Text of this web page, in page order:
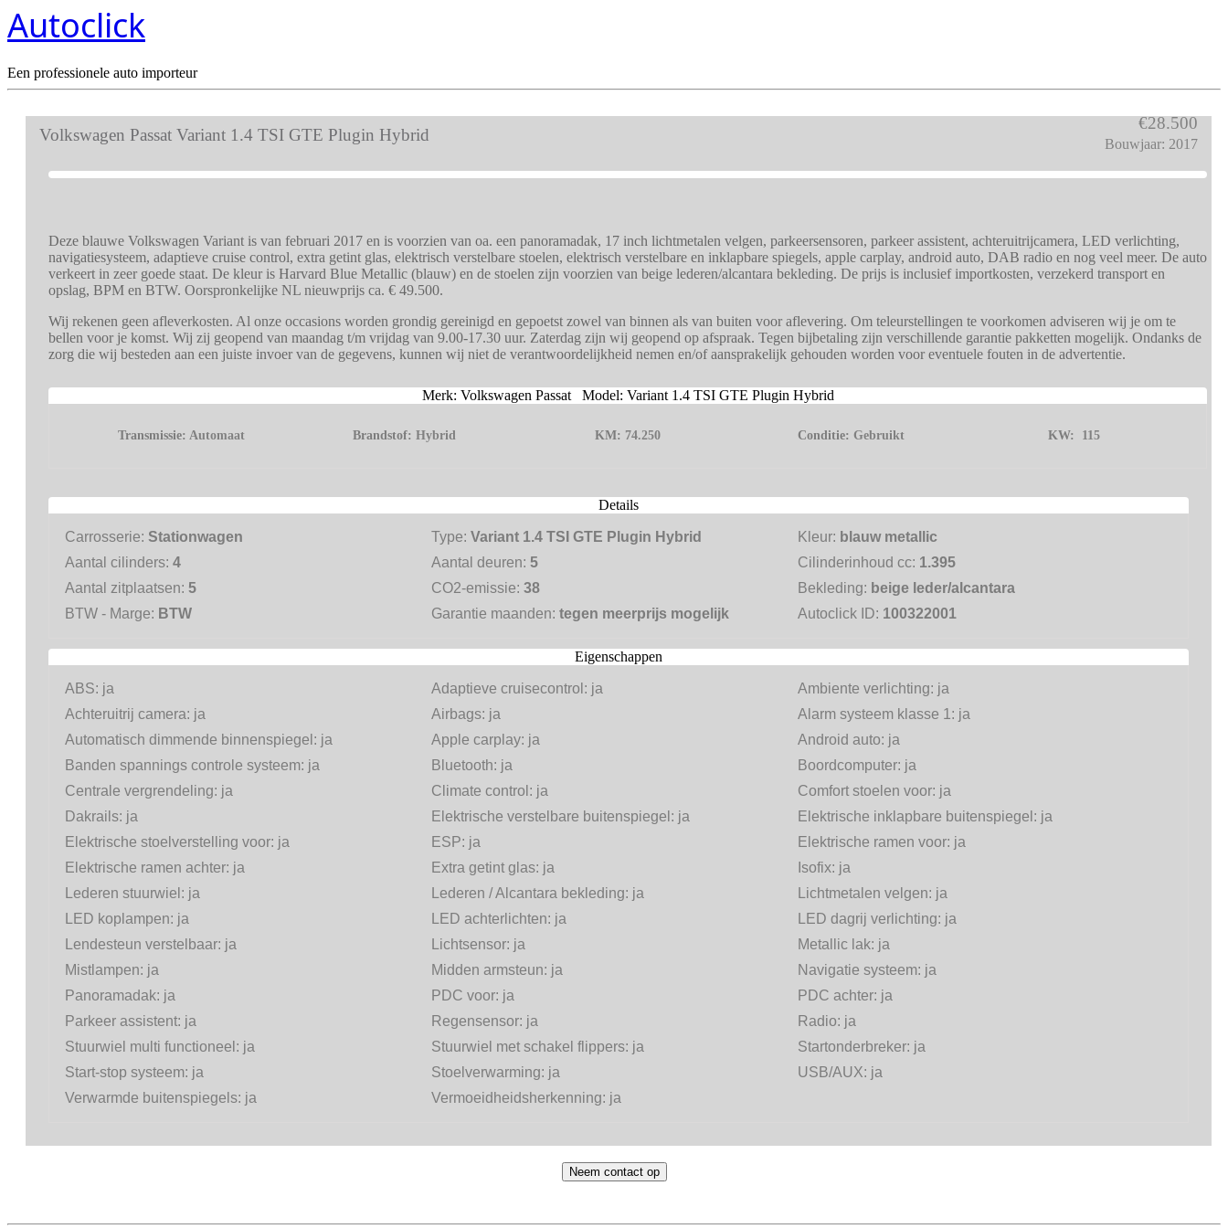
Autoclick
Een professionele auto importeur
Volkswagen Passat Variant 1.4 TSI GTE Plugin Hybrid
€28.500
Bouwjaar: 2017
Deze blauwe Volkswagen Variant is van februari 2017 en is voorzien van oa. een panoramadak, 17 inch lichtmetalen velgen, parkeersensoren, parkeer assistent, achteruitrijcamera, LED verlichting,
navigatiesysteem, adaptieve cruise control, extra getint glas, elektrisch verstelbare stoelen, elektrisch verstelbare en inklapbare spiegels, apple carplay, android auto, DAB radio en nog veel meer. De auto
verkeert in zeer goede staat. De kleur is Harvard Blue Metallic (blauw) en de stoelen zijn voorzien van beige lederen/alcantara bekleding. De prijs is inclusief importkosten, verzekerd transport en
opslag, BPM en BTW. Oorspronkelijke NL nieuwprijs ca. € 49.500.
Wij rekenen geen afleverkosten. Al onze occasions worden grondig gereinigd en gepoetst zowel van binnen als van buiten voor aflevering. Om teleurstellingen te voorkomen adviseren wij je om te
bellen voor je komst. Wij zij geopend van maandag t/m vrijdag van 9.00-17.30 uur. Zaterdag zijn wij geopend op afspraak. Tegen bijbetaling zijn verschillende garantie pakketten mogelijk. Ondanks de
zorg die wij besteden aan een juiste invoer van de gegevens, kunnen wij niet de verantwoordelijkheid nemen en/of aansprakelijk gehouden worden voor eventuele fouten in de advertentie.
Merk: Volkswagen Passat Model: Variant 1.4 TSI GTE Plugin Hybrid
Transmissie: Automaat Brandstof:Hybrid KM: 74.250 Conditie: Gebruikt KW: 115
Details
Carrosserie: Stationwagen Type:Variant 1.4 TSI GTE Plugin Hybrid Kleur: blauw metallic
Aantal cilinders: 4 Aantal deuren:5 Cilinderinhoud cc: 1.395
Aantal zitplaatsen: 5 CO2-emissie:38 Bekleding: beige leder/alcantara
BTW - Marge: BTW Garantie maanden:tegen meerprijs mogelijk Autoclick ID: 100322001
Eigenschappen
ABS: ja Adaptieve cruisecontrol: ja Ambiente verlichting: ja
Achteruitrij camera: ja Airbags: ja Alarm systeem klasse 1: ja
Automatisch dimmende binnenspiegel: ja Apple carplay: ja Android auto: ja
Banden spannings controle systeem: ja Bluetooth: ja Boordcomputer: ja
Centrale vergrendeling: ja Climate control: ja Comfort stoelen voor: ja
Dakrails: ja Elektrische verstelbare buitenspiegel: ja Elektrische inklapbare buitenspiegel: ja
Elektrische stoelverstelling voor: ja ESP: ja Elektrische ramen voor: ja
Elektrische ramen achter: ja Extra getint glas: ja Isofix: ja
Lederen stuurwiel: ja Lederen / Alcantara bekleding: ja Lichtmetalen velgen: ja
LED koplampen: ja LED achterlichten: ja LED dagrij verlichting: ja
Lendesteun verstelbaar: ja Lichtsensor: ja Metallic lak: ja
Mistlampen: ja Midden armsteun: ja Navigatie systeem: ja
Panoramadak: ja PDC voor: ja PDC achter: ja
Parkeer assistent: ja Regensensor: ja Radio: ja
Stuurwiel multi functioneel: ja Stuurwiel met schakel flippers: ja Startonderbreker: ja
Start-stop systeem: ja Stoelverwarming: ja USB/AUX: ja
Verwarmde buitenspiegels: ja Vermoeidheidsherkenning: ja
Neem contact op